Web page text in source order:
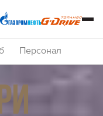
Персонал